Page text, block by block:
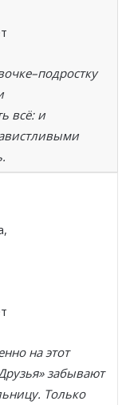
всё: и
на этот
забывают
Только